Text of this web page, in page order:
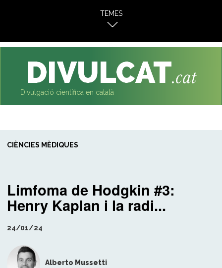
TEMES
Divulgació científica en català
CIÈNCIES MÈDIQUES
Limfoma de Hodgkin #3:
Henry Kaplan i la radi...
24/01/24
Alberto Mussetti